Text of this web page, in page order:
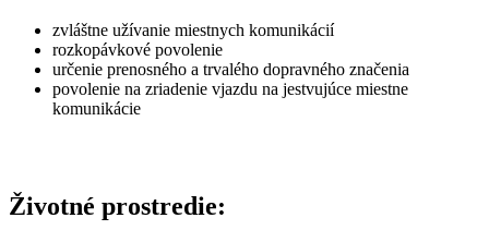
zvláštne užívanie miestnych komunikácií
rozkopávkové povolenie
určenie prenosného a trvalého dopravného značenia
povolenie na zriadenie vjazdu na jestvujúce miestne
komunikácie
Životné prostredie: